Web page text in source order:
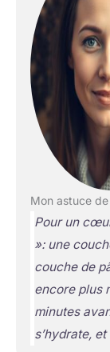
Mon astuce
Pour un
»: une
couche de
encore plus
minutes
s’hydrate,